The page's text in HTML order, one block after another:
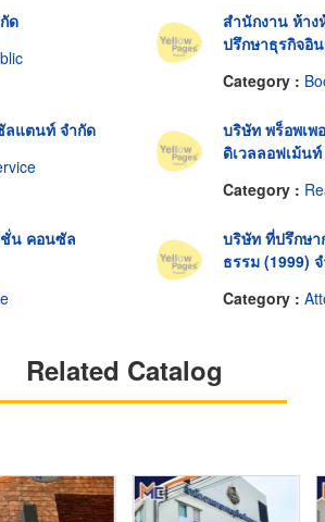
ด
สำนักงาน ห้า
ปรึกษาธุรกิจอิ
Category :
ลแตนท์ จำกัด
บริษัท พร็อพเพ
ดิเวลลอฟเม้น
Category :
น คอนซัล
บริษัท ที่ปรึกษ
ธรรม (1999)
Category :
Related Catalog